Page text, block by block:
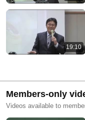
19:10
Members-only
Videos available to